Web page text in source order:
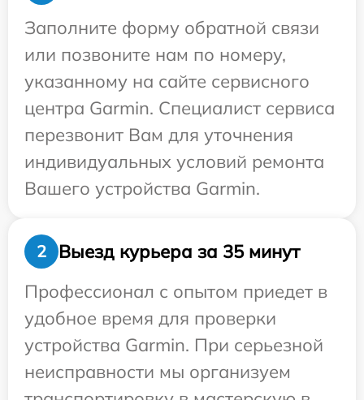
Заполните форму обратной связи
или позвоните нам по номеру,
указанному на сайте сервисного
центра Garmin. Специалист сервиса
перезвонит Вам для уточнения
индивидуальных условий ремонта
Вашего устройства Garmin.
2
Выезд курьера за 35 минут
Профессионал с опытом приедет в
удобное время для проверки
устройства Garmin. При серьезной
неисправности мы организуем